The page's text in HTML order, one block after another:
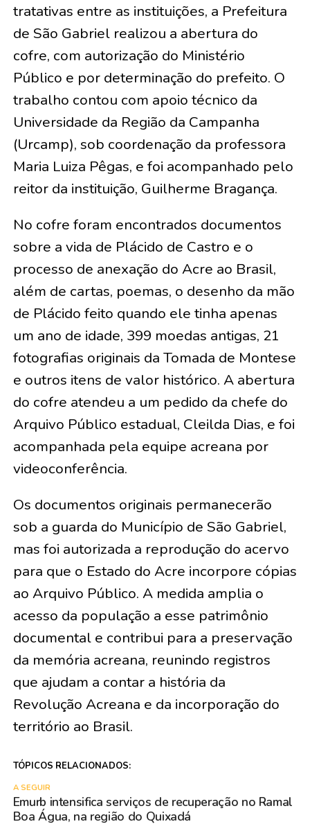
tratativas entre as instituições, a Prefeitura
de São Gabriel realizou a abertura do
cofre, com autorização do Ministério
Público e por determinação do prefeito. O
trabalho contou com apoio técnico da
Universidade da Região da Campanha
(Urcamp), sob coordenação da professora
Maria Luiza Pêgas, e foi acompanhado pelo
reitor da instituição, Guilherme Bragança.
No cofre foram encontrados documentos
sobre a vida de Plácido de Castro e o
processo de anexação do Acre ao Brasil,
além de cartas, poemas, o desenho da mão
de Plácido feito quando ele tinha apenas
um ano de idade, 399 moedas antigas, 21
fotografias originais da Tomada de Montese
e outros itens de valor histórico. A abertura
do cofre atendeu a um pedido da chefe do
Arquivo Público estadual, Cleilda Dias, e foi
acompanhada pela equipe acreana por
videoconferência.
Os documentos originais permanecerão
sob a guarda do Município de São Gabriel,
mas foi autorizada a reprodução do acervo
para que o Estado do Acre incorpore cópias
ao Arquivo Público. A medida amplia o
acesso da população a esse patrimônio
documental e contribui para a preservação
da memória acreana, reunindo registros
que ajudam a contar a história da
Revolução Acreana e da incorporação do
território ao Brasil.
TÓPICOS RELACIONADOS:
A SEGUIR
Emurb intensifica serviços de recuperação no Ramal
Boa Água, na região do Quixadá